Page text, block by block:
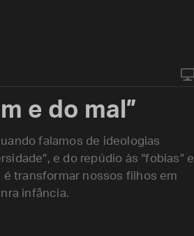
e do mal”
falamos de ideologias
e do repúdio às “fobias” e
é transformar nossos filhos em
infância.